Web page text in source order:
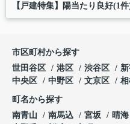
【戸建特集】陽当たり良好(1件
市区町村から探す
世田谷区
港区 渋谷区
中央区
中野区 文京区
町名から探す
南青山
南馬込 宮坂 晴海